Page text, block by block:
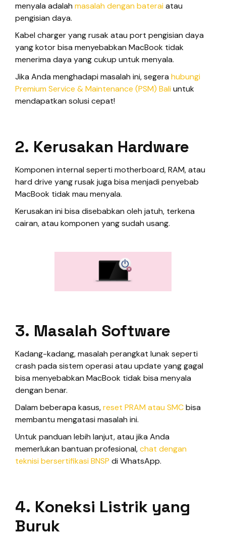
menyala adalah masalah dengan baterai atau
pengisian daya.
Kabel charger yang rusak atau port pengisian daya
yang kotor bisa menyebabkan MacBook tidak
menerima daya yang cukup untuk menyala.
Jika Anda menghadapi masalah ini, segera hubungi
Premium Service & Maintenance (PSM) Bali untuk
mendapatkan solusi cepat!
2. Kerusakan Hardware
Komponen internal seperti motherboard, RAM, atau
hard drive yang rusak juga bisa menjadi penyebab
MacBook tidak mau menyala.
Kerusakan ini bisa disebabkan oleh jatuh, terkena
cairan, atau komponen yang sudah usang.
3. Masalah Software
Kadang-kadang, masalah perangkat lunak seperti
crash pada sistem operasi atau update yang gagal
bisa menyebabkan MacBook tidak bisa menyala
dengan benar.
Dalam beberapa kasus,reset PRAM atau SMCbisa
membantu mengatasi masalah ini.
Untuk panduan lebih lanjut, atau jika Anda
memerlukan bantuan profesional,chat dengan
teknisi bersertifikasi BNSP di WhatsApp.
4. Koneksi Listrik yang
Buruk